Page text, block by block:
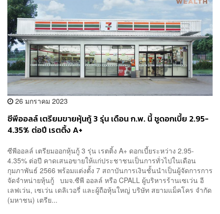
26 มกราคม 2023
ซีพีออลล์ เตรียมขายหุ้นกู้ 3 รุ่น เดือน ก.พ. นี้ ชูดอกเบี้ย 2.95-
4.35% ต่อปี เรตติ้ง A+
ซีพีออลล์ เตรียมออกหุ้นกู้ 3 รุ่น เรตติ้ง A+ ดอกเบี้ยระหว่าง 2.95-
4.35% ต่อปี คาดเสนอขายให้แก่ประชาชนเป็นการทั่วไปในเดือน
กุมภาพันธ์ 2566 พร้อมแต่งตั้ง 7 สถาบันการเงินชั้นนำเป็นผู้จัดการการ
จัดจำหน่ายหุ้นกู้ บมจ.ซีพี ออลล์ หรือ CPALL ผู้บริหารร้านเซเว่น อี
เลฟเว่น, เซเว่น เดลิเวอรี่ และผู้ถือหุ้นใหญ่ บริษัท สยามแม็คโคร จำกัด
(มหาชน) เตรีย...